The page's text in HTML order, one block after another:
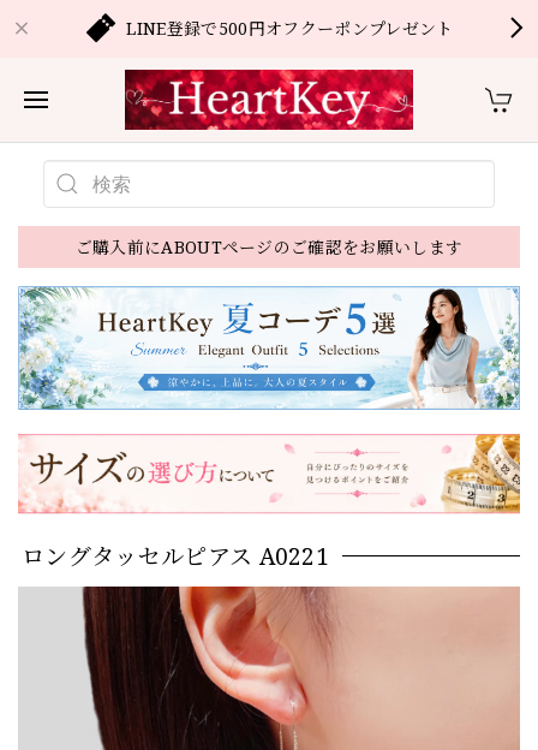
LINE登録で500円オフクーポンプレゼント
ご購入前にABOUTページのご確認をお願いします
ロングタッセルピアス A0221